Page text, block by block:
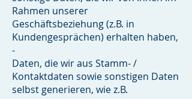
Rahmen unserer
Geschäftsbeziehung (z.B. in
Kundengesprächen) erhalten haben,
-
Daten, die wir aus Stamm- /
Kontaktdaten sowie sonstigen Daten
selbst generieren, wie z.B.